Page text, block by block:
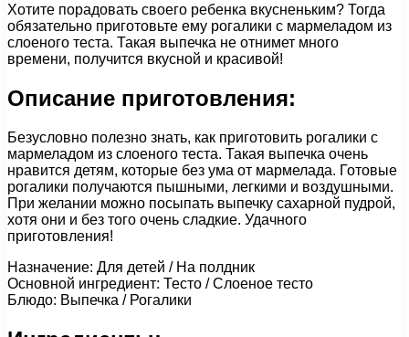
Хотите порадовать своего ребенка вкусненьким? Тогда
обязательно приготовьте ему рогалики с мармеладом из
слоеного теста. Такая выпечка не отнимет много
времени, получится вкусной и красивой!
Описание приготовления:
Безусловно полезно знать, как приготовить рогалики с
мармеладом из слоеного теста. Такая выпечка очень
нравится детям, которые без ума от мармелада. Готовые
рогалики получаются пышными, легкими и воздушными.
При желании можно посыпать выпечку сахарной пудрой,
хотя они и без того очень сладкие. Удачного
приготовления!
Назначение: Для детей / На полдник
Основной ингредиент: Тесто / Слоеное тесто
Блюдо: Выпечка / Рогалики